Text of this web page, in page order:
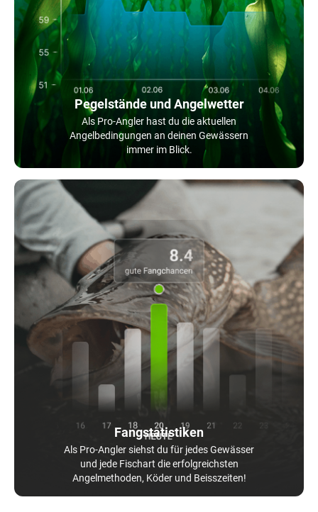
Pegelstände und Angelwetter
Als Pro-Angler hast du die aktuellen
Angelbedingungen an deinen Gewässern
immer im Blick.
Fangstatistiken
Als Pro-Angler siehst du für jedes Gewässer
und jede Fischart die erfolgreichsten
Angelmethoden, Köder und Beisszeiten!